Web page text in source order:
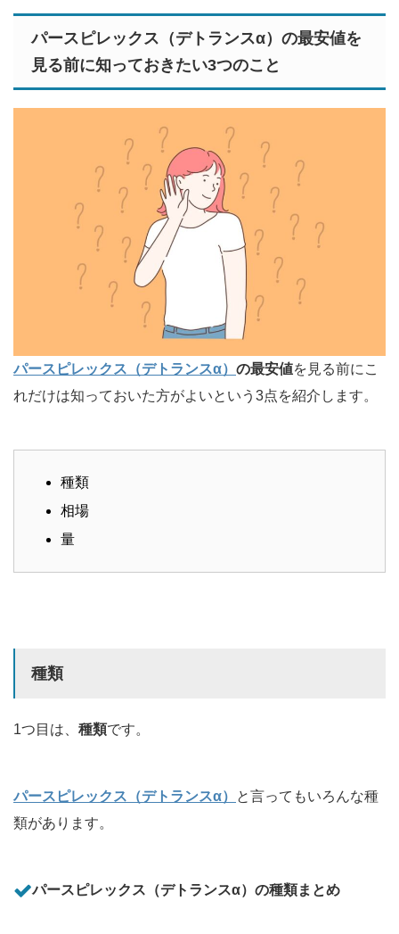
パースピレックス（デトランスα）の最安値を
見る前に知っておきたい3つのこと
パースピレックス（デトランスα） の最安値を見る前にこ
れだけは知っておいた方がよいという3点を紹介します。
種類
相場
量
種類
1つ目は、 種類です。
パースピレックス（デトランスα）
と言ってもいろんな種
類があります。
パースピレックス（デトランスα）の種類まとめ